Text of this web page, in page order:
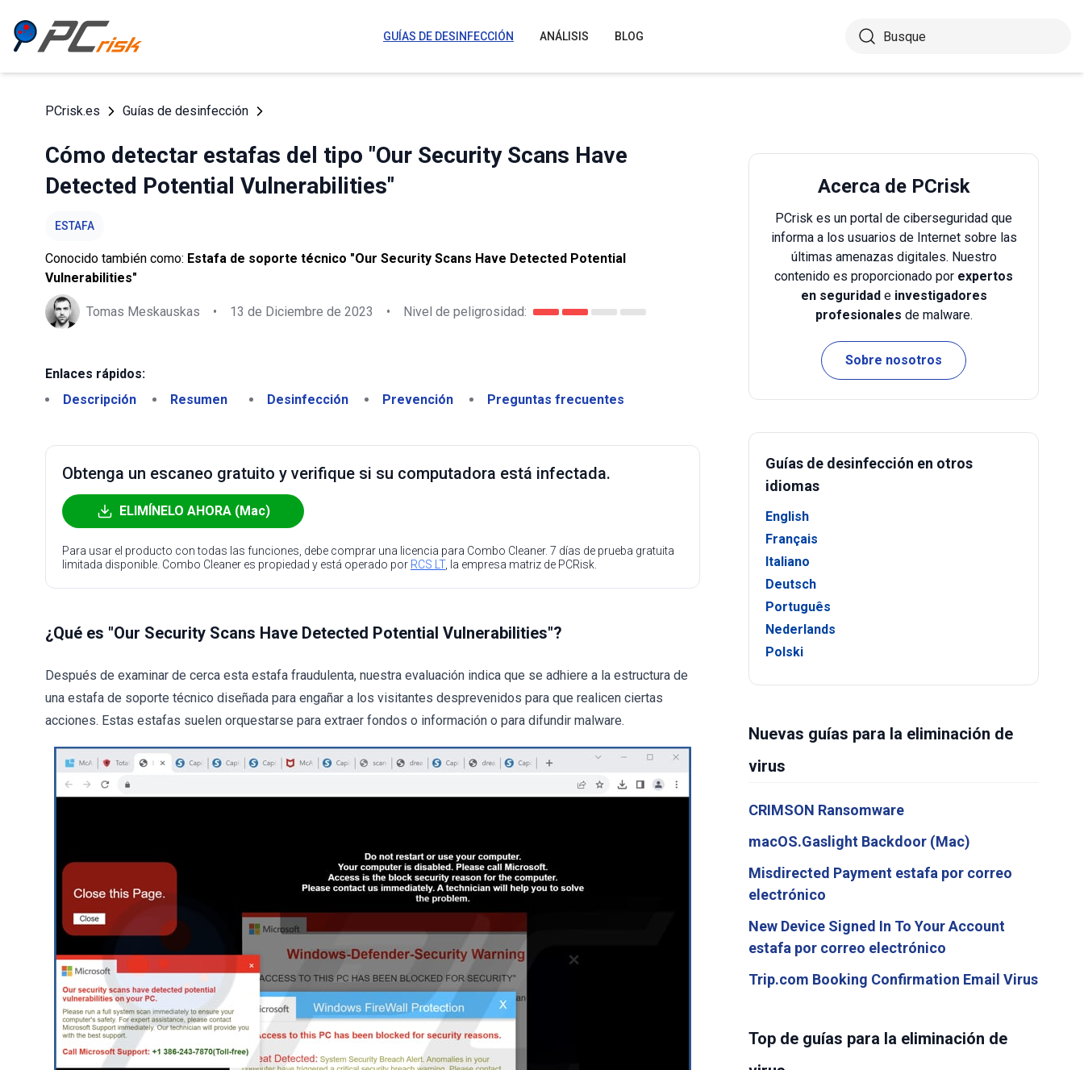
GUÍAS DE DESINFECCIÓN ANÁLISIS BLOG
PCrisk.es Guías de desinfección
Cómo detectar estafas del tipo "Our Security Scans Have
Detected Potential Vulnerabilities"
ESTAFA
Conocido también como: Estafa de soporte técnico "Our Security Scans Have Detected Potential
Vulnerabilities"
Tomas Meskauskas • 13 de Diciembre de 2023 • Nivel de peligrosidad:
Enlaces rápidos:
Descripción
Resumen Desinfección Prevención Preguntas frecuentes
Obtenga un escaneo gratuito y verifique si su computadora está infectada.
ELIMÍNELO AHORA (Mac)
Para usar el producto con todas las funciones, debe comprar una licencia para Combo Cleaner. 7 días de prueba gratuita
limitada disponible. Combo Cleaner es propiedad y está operado por RCS LT, la empresa matriz de PCRisk.
¿Qué es "Our Security Scans Have Detected Potential Vulnerabilities"?
Después de examinar de cerca esta estafa fraudulenta, nuestra evaluación indica que se adhiere a la estructura de
una estafa de soporte técnico diseñada para engañar a los visitantes desprevenidos para que realicen ciertas
acciones. Estas estafas suelen orquestarse para extraer fondos o información o para difundir malware.
Acerca de PCrisk
PCrisk es un portal de ciberseguridad que
informa a los usuarios de Internet sobre las
últimas amenazas digitales. Nuestro
contenido es proporcionado por expertos
en seguridade investigadores
profesionales de malware.
Sobre nosotros
Guías de desinfección en otros
idiomas
English
Français
Italiano
Deutsch
Português
Nederlands
Polski
Nuevas guías para la eliminación de
virus
CRIMSON Ransomware
macOS.Gaslight Backdoor (Mac)
Misdirected Payment estafa por correo
electrónico
New Device Signed In To Your Account
estafa por correo electrónico
Trip.com Booking Confirmation Email Virus
Top de guías para la eliminación de